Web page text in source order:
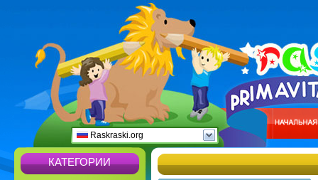
Raskraski.org
КАТЕГОРИИ